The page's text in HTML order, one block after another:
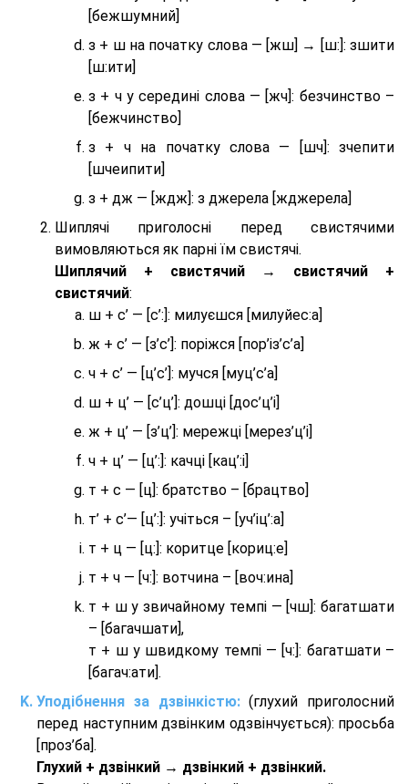
[бежшумний]
з + ш на початку слова — [жш] → [ш:]: зшити
[ш:ити]
з + ч у середині слова — [жч]: безчинство –
[бежчинство]
з + ч на початку слова — [шч]: зчепити
[шчеипити]
з + дж — [ждж]: з джерела [жджерела]
Шиплячі приголосні перед свистячими
вимовляються як парні їм свистячі.
Шиплячий + свистячий → свистячий +
свистячий:
ш + с’ — [с’:]: милуєшся [милуйес:а]
ж + с’ — [з’с’]: поріжся [пор’із’с’а]
ч + с’ — [ц’с’]: мучся [муц’с’а]
ш + ц’ — [с’ц’]: дошці [дос’ц’і]
ж + ц’ — [з’ц’]: мережці [мерез’ц’і]
ч + ц’ — [ц’:]: качці [кац’:і]
т + с — [ц]: братство – [брaцтво]
т’ + с’— [ц’:]: учіться – [уч’іц’:a]
т + ц — [ц:]: коритце [кориц:е]
т + ч — [ч:]: вотчина – [вoч:ина]
т + ш у звичайному темпі — [чш]: багатшати
– [багачшати],
т + ш у швидкому темпі — [ч:]: багатшати –
[багач:ати].
Уподібнення за дзвінкістю:(глухий приголосний
перед наступним дзвінким одзвінчується): просьба
[проз’ба].
Глухий + дзвінкий → дзвінкий + дзвінкий.